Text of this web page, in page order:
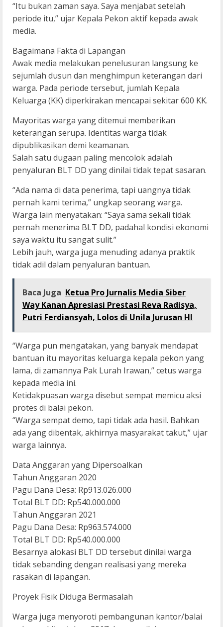
“Itu bukan zaman saya. Saya menjabat setelah
periode itu,” ujar Kepala Pekon aktif kepada awak
media.
Bagaimana Fakta di Lapangan
Awak media melakukan penelusuran langsung ke
sejumlah dusun dan menghimpun keterangan dari
warga. Pada periode tersebut, jumlah Kepala
Keluarga (KK) diperkirakan mencapai sekitar 600 KK.
Mayoritas warga yang ditemui memberikan
keterangan serupa. Identitas warga tidak
dipublikasikan demi keamanan.
Salah satu dugaan paling mencolok adalah
penyaluran BLT DD yang dinilai tidak tepat sasaran.
“Ada nama di data penerima, tapi uangnya tidak
pernah kami terima,” ungkap seorang warga.
Warga lain menyatakan: “Saya sama sekali tidak
pernah menerima BLT DD, padahal kondisi ekonomi
saya waktu itu sangat sulit.”
Lebih jauh, warga juga menuding adanya praktik
tidak adil dalam penyaluran bantuan.
Baca Juga Ketua Pro Jurnalis Media Siber
Way Kanan Apresiasi Prestasi Reva Radisya,
Putri Ferdiansyah, Lolos di Unila Jurusan HI
“Warga pun mengatakan, yang banyak mendapat
bantuan itu mayoritas keluarga kepala pekon yang
lama, di zamannya Pak Lurah Irawan,” cetus warga
kepada media ini.
Ketidakpuasan warga disebut sempat memicu aksi
protes di balai pekon.
“Warga sempat demo, tapi tidak ada hasil. Bahkan
ada yang dibentak, akhirnya masyarakat takut,” ujar
warga lainnya.
Data Anggaran yang Dipersoalkan
Tahun Anggaran 2020
Pagu Dana Desa: Rp913.026.000
Total BLT DD: Rp540.000.000
Tahun Anggaran 2021
Pagu Dana Desa: Rp963.574.000
Total BLT DD: Rp540.000.000
Besarnya alokasi BLT DD tersebut dinilai warga
tidak sebanding dengan realisasi yang mereka
rasakan di lapangan.
Proyek Fisik Diduga Bermasalah
Warga juga menyoroti pembangunan kantor/balai